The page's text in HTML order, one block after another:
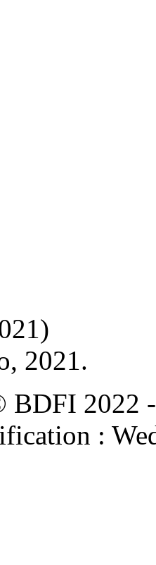
2021.
BDFI 2022
: